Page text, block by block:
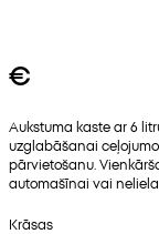
€
Aukstuma kaste ar 6
uzglabāšanai
pārvietošanu.
automašīnai vai
Krāsas